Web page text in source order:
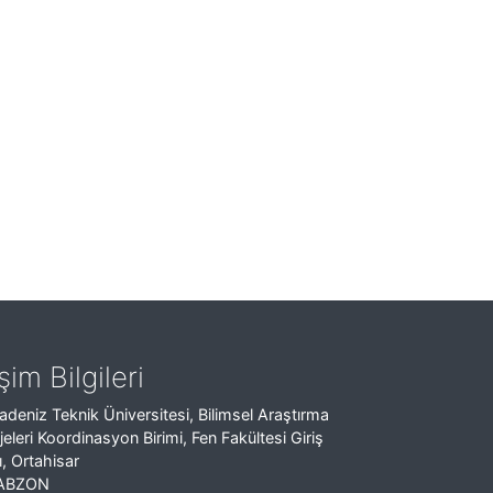
Bilgileri
Teknik Üniversitesi, Bilimsel Araştırma
Koordinasyon Birimi, Fen Fakültesi Giriş
Ortahisar